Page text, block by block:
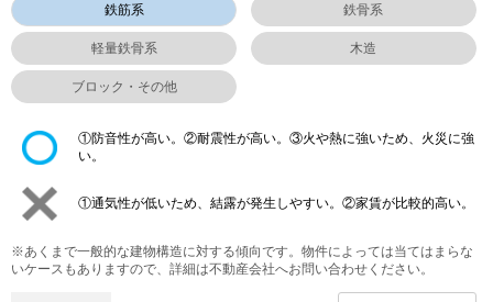
鉄筋系 鉄骨系
軽量鉄骨系 木造
ブロック・その他
①防音性が高い。②耐震性が高い。③火や熱に強いため、火災に強
い。
①通気性が低いため、結露が発生しやすい。②家賃が比較的高い。
※あくまで一般的な建物構造に対する傾向です。物件によっては当てはまらな
いケースもありますので、詳細は不動産会社へお問い合わせください。